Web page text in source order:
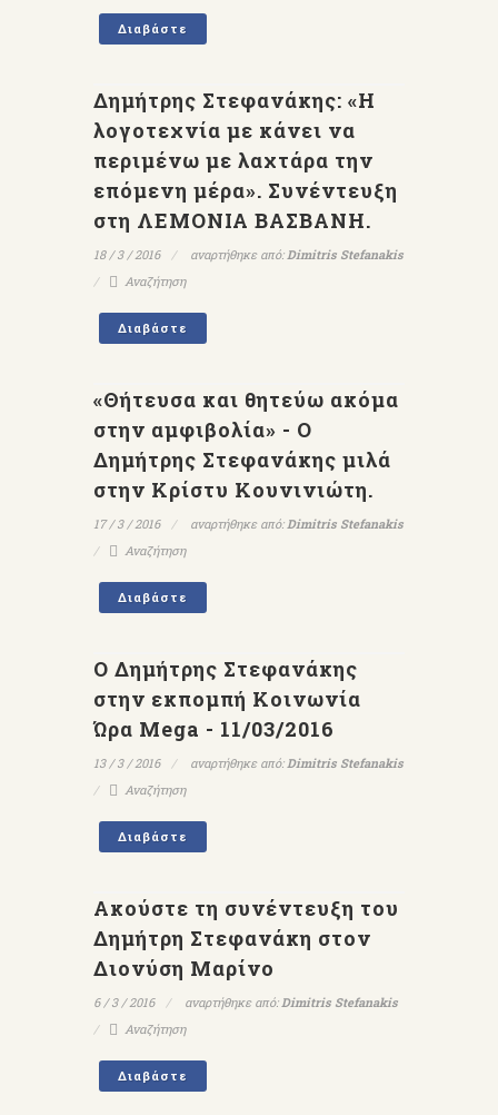
Διαβάστε
Δημήτρης Στεφανάκης: «Η
λογοτεχνία με κάνει να
περιμένω με λαχτάρα την
επόμενη μέρα». Συνέντευξη
στη ΛΕΜΟΝΙΑ ΒΑΣΒΑΝΗ.
18 / 3 / 2016 αναρτήθηκε από:Dimitris Stefanakis
Αναζήτηση
Διαβάστε
«Θήτευσα και θητεύω ακόμα
στην αμφιβολία» - Ο
Δημήτρης Στεφανάκης μιλά
στην Κρίστυ Κουνινιώτη.
17 / 3 / 2016 αναρτήθηκε από:Dimitris Stefanakis
Αναζήτηση
Διαβάστε
Ο Δημήτρης Στεφανάκης
στην εκπομπή Κοινωνία
Ώρα Mega - 11/03/2016
13 / 3 / 2016 αναρτήθηκε από:Dimitris Stefanakis
Αναζήτηση
Διαβάστε
Ακούστε τη συνέντευξη του
Δημήτρη Στεφανάκη στον
Διονύση Μαρίνο
6 / 3 / 2016 αναρτήθηκε από:Dimitris Stefanakis
Αναζήτηση
Διαβάστε